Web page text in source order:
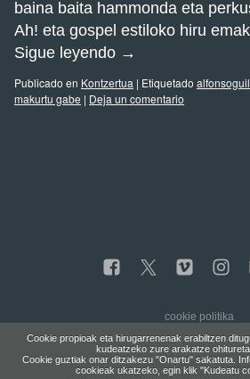
baina baita hammonda eta
Ah! eta gospel estiloko hiru
Sigue leyendo →
Publicado en Kontzertua | Etiquetado
makurtu gabe | Deja un comentario
cookie politika
Cookie propioak eta hirugarrenenak erabiltzen
kudeatzeko zure arakatze
Cookie guztiak onar ditzakezu "Onartu" sakatuta.
cookieak ukatzeko, egin klik "Kudeatu